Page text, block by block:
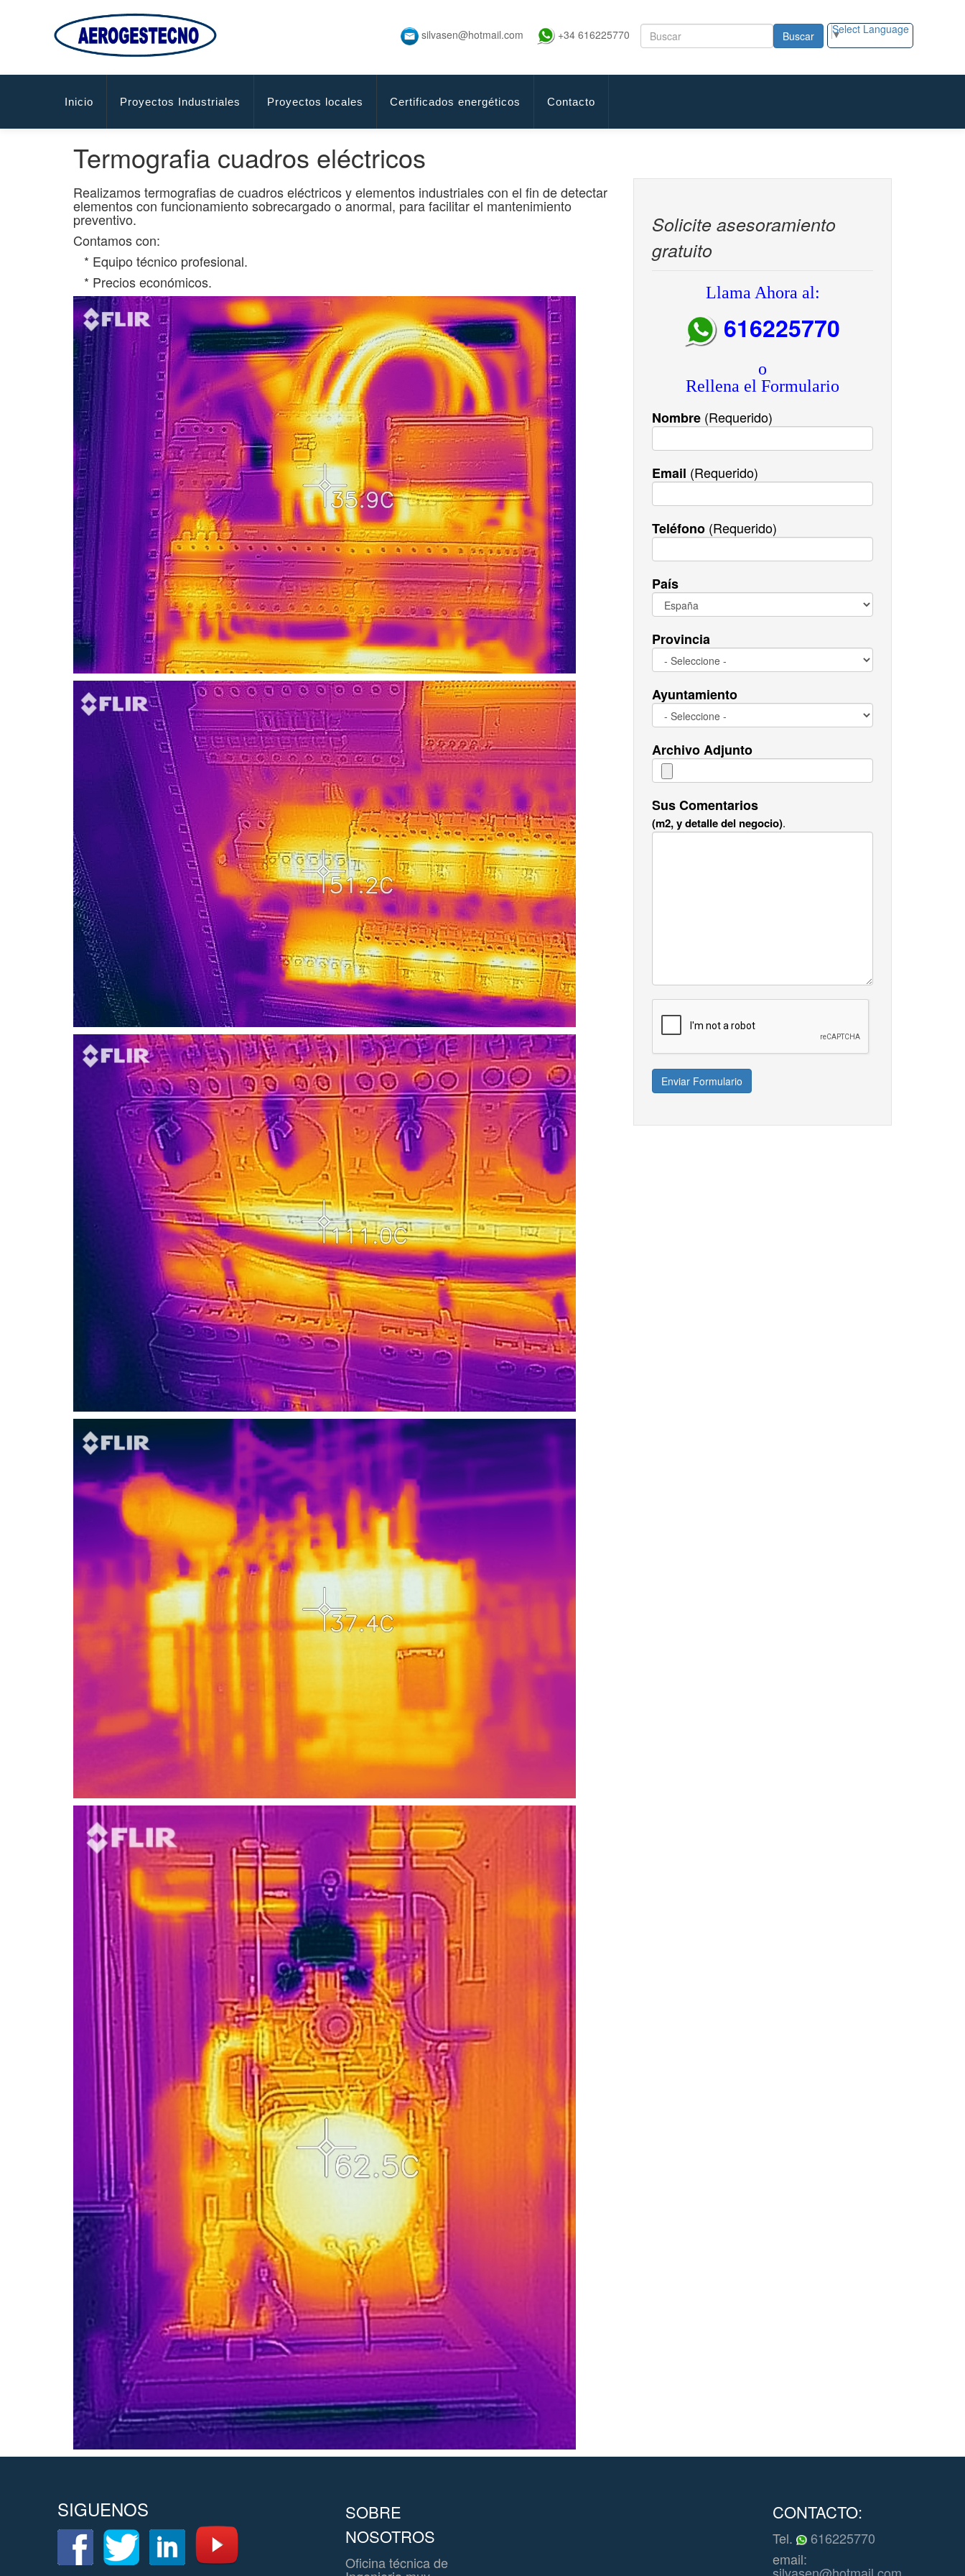
Select Language
▼
Buscar
silvasen@hotmail.com +34 616225770
Inicio Proyectos Industriales Proyectos locales Certificados energéticos Contacto
Termografia cuadros eléctricos
Realizamos termografias de cuadros eléctricos y elementos industriales con el fin de detectar
elementos con funcionamiento sobrecargado o anormal, para facilitar el mantenimiento
preventivo.
Contamos con:
* Equipo técnico profesional.
* Precios económicos.
Solicite asesoramiento
gratuito
Llama Ahora al:
616225770
o
Rellena el Formulario
Nombre (Requerido)
Email (Requerido)
Teléfono (Requerido)
País
Provincia
Ayuntamiento
Archivo Adjunto
Sus Comentarios
(m2, y detalle del negocio).
CONTACTO:
Tel.
616225770
email:
SOBRE
NOSOTROS
Oficina técnica de
SIGUENOS